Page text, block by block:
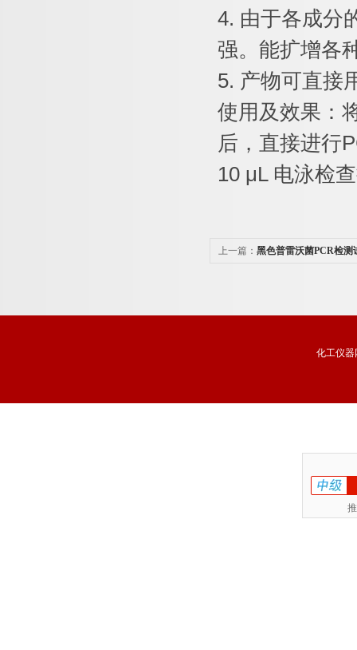
4. 由于各成分
强。能扩增各
5. 产物可直接
使用及效果：
后，直接进行
10 μL 电泳检
上一篇： 黑色普雷沃菌PCR检测
化工仪器